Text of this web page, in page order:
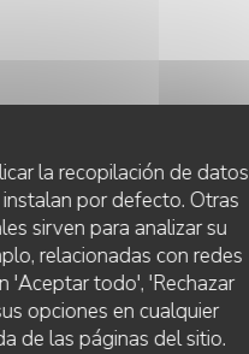
la recopilación de datos
por defecto. Otras
sirven para analizar su
relacionadas con redes
'Aceptar todo', 'Rechazar
opciones en cualquier
de las páginas del sitio.